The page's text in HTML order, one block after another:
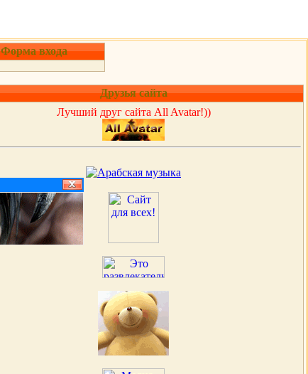
Форма входа
Друзья сайта
Лучший друг сайта All Avatar!))